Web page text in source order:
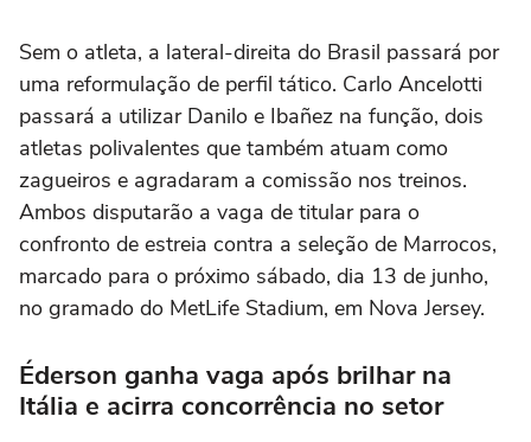
Sem o atleta, a lateral-direita do Brasil passará por
uma reformulação de perfil tático. Carlo Ancelotti
passará a utilizar Danilo e Ibañez na função, dois
atletas polivalentes que também atuam como
zagueiros e agradaram a comissão nos treinos.
Ambos disputarão a vaga de titular para o
confronto de estreia contra a seleção de Marrocos,
marcado para o próximo sábado, dia 13 de junho,
no gramado do MetLife Stadium, em Nova Jersey.
Éderson ganha vaga após brilhar na
Itália e acirra concorrência no setor